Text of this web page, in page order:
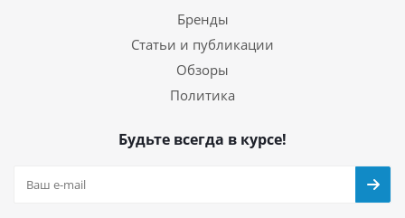
Бренды
Статьи и публикации
Обзоры
Политика
Будьте всегда в курсе!